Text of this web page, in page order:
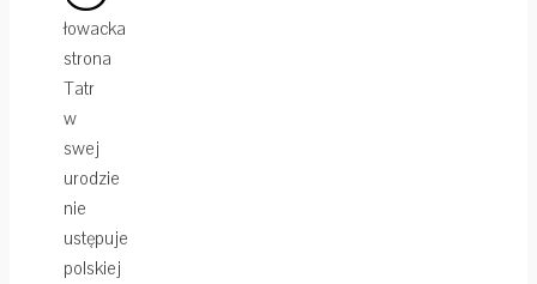
łowacka
strona
Tatr
w
swej
urodzie
nie
ustępuje
polskiej